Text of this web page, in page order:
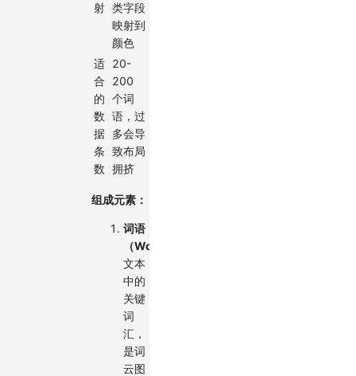
射 类字段
映射到
颜色
适
合
的
数
据
条
数
20-
200
个词
语，过
多会导
致布局
拥挤
组成元素：
词语
（Words）
文本
中的
关键
词
汇，
是词
云图